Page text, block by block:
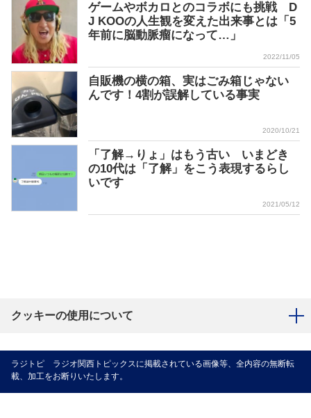
ゲームやボカロとのコラボにも挑戦 D
J KOOの人生観を変えた出来事とは「5
年前に脳動脈瘤になって…」
2022/11/05
自販機の横の箱、実はごみ箱じゃない
んです！4割が誤解している事実
2020/10/21
「了解→りょ」はもう古い いまどき
の10代は「了解」をこう表現するらし
いです
2021/05/12
クッキーの使用について
ラジトピ ラジオ関西トピックスに掲載されている画像等、全内容の無断転
載、加工をお断りいたします。